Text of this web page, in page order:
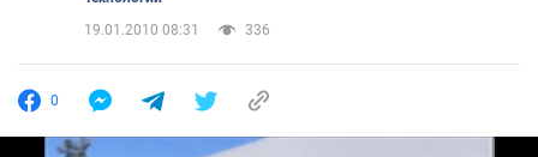
19.01.2010 08:31
336
0